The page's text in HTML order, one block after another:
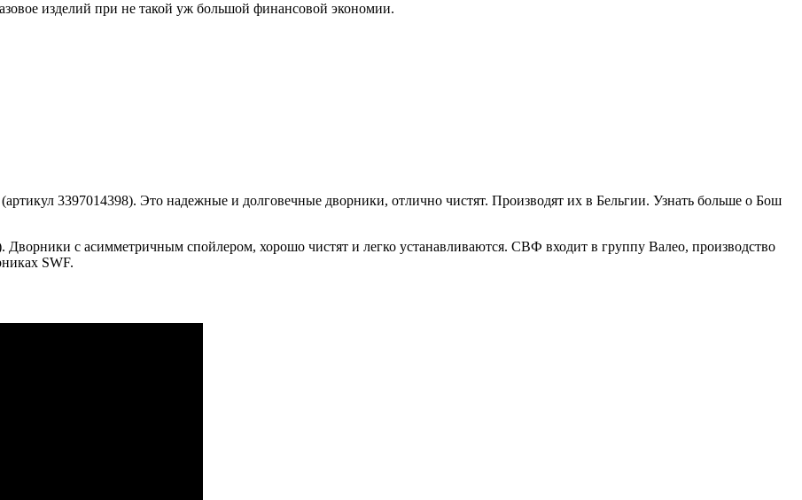
изделий при не такой уж большой финансовой экономии.
3397014398). Это надежные и долговечные дворники, отлично чистят. Производят их в Бельгии. Узнать больше о Бош
с асимметричным спойлером, хорошо чистят и легко устанавливаются. СВФ входит в группу Валео, производство
SWF.